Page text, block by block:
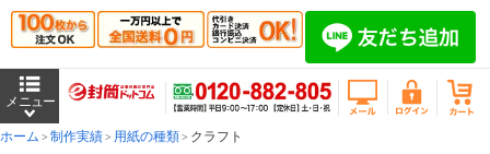
ホーム 制作実績 用紙の種類 クラフト